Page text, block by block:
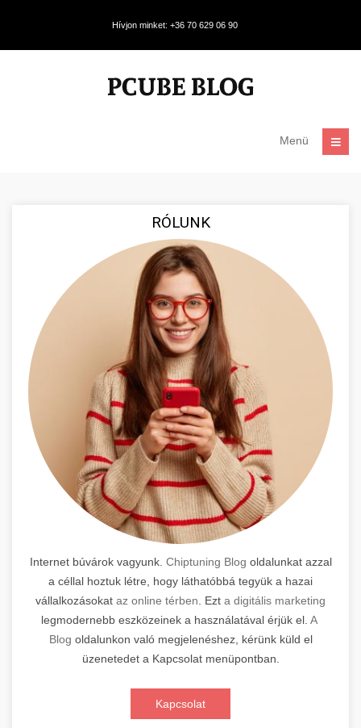
Hívjon minket: +36 70 629 06 90
Menü
RÓLUNK
Internet búvárok vagyunk. Chiptuning Blog oldalunkat azzal
a céllal hoztuk létre, hogy láthatóbbá tegyük a hazai
vállalkozásokat az online térben . Ezt a digitális marketing
legmodernebb eszközeinek a használatával érjük el. A
Blog oldalunkon való megjelenéshez, kérünk küld el
üzenetedet a Kapcsolat menüpontban.
Kapcsolat